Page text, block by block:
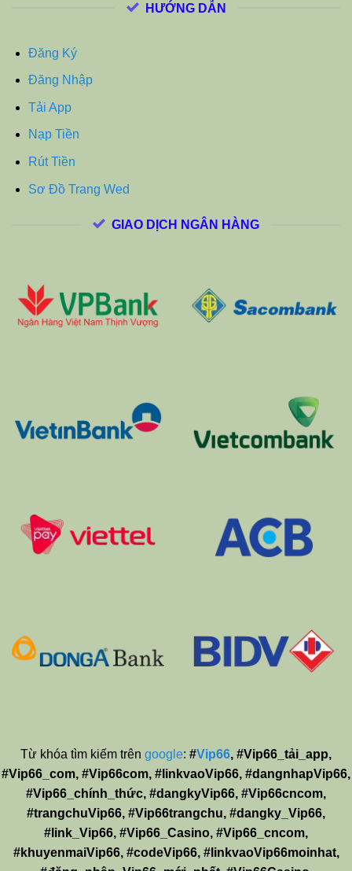
HƯỚNG DẪN
Đăng Ký
Đăng Nhập
Tải App
Nạp Tiền
Rút Tiền
Sơ Đồ Trang Wed
GIAO DỊCH NGÂN HÀNG
Từ khóa tìm kiếm trên google: #Vip66, #Vip66_tải_app,
#Vip66_com, #Vip66com, #linkvaoVip66, #dangnhapVip66,
#Vip66_chính_thức, #dangkyVip66, #Vip66cncom,
#trangchuVip66, #Vip66trangchu, #dangky_Vip66,
#link_Vip66, #Vip66_Casino, #Vip66_cncom,
#khuyenmaiVip66, #codeVip66, #linkvaoVip66moinhat,